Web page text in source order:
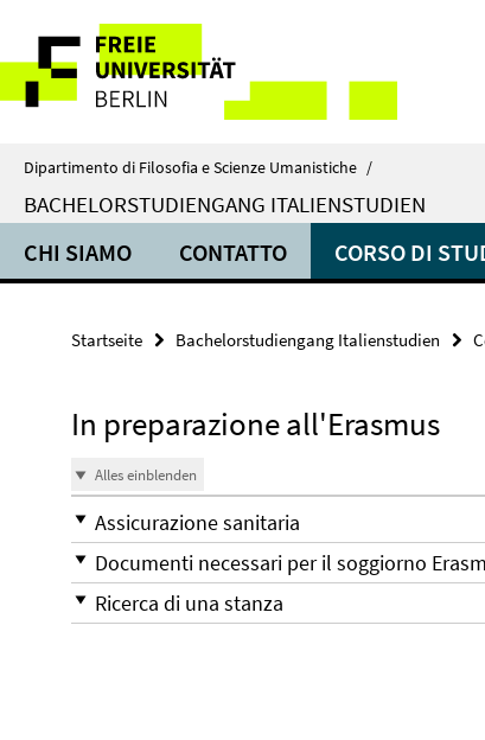
direkt
Inhalt
Service-
Navigation
Dipartimento di Filosofia e Scienze Umanistiche /
BACHELORSTUDIENGANG ITALIENSTUDIEN
CHI SIAMO CONTATTO CORSO DI
Startseite Bachelorstudiengang Italienstudien
In preparazione all'Erasmus
Alles einblenden
Assicurazione sanitaria
Documenti necessari per il soggiorno
Ricerca di una stanza